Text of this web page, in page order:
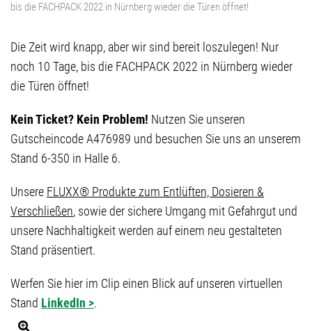
bis die FACHPACK 2022 in Nürnberg wieder die Türen öffnet!
Die Zeit wird knapp, aber wir sind bereit loszulegen! Nur
noch 10 Tage, bis die FACHPACK 2022 in Nürnberg wieder
die Türen öffnet!
Kein Ticket? Kein Problem! Nutzen Sie unseren
Gutscheincode A476989 und besuchen Sie uns an unserem
Stand 6-350 in Halle 6.
Unsere FLUXX® Produkte zum Entlüften, Dosieren &
Verschließen, sowie der sichere Umgang mit Gefahrgut und
unsere Nachhaltigkeit werden auf einem neu gestalteten
Stand präsentiert.
Werfen Sie hier im Clip einen Blick auf unseren virtuellen
Stand LinkedIn >.